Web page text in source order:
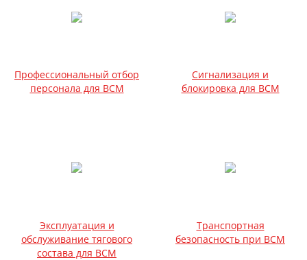
Профессиональный отбор
персонала для ВСМ
Сигнализация и
блокировка для ВСМ
Эксплуатация и
обслуживание тягового
состава для ВСМ
Транспортная
безопасность при ВСМ